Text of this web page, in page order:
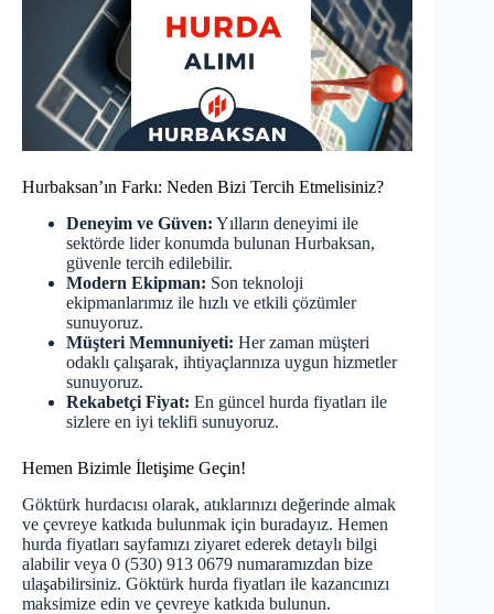
Hurbaksan’ın Farkı: Neden Bizi Tercih Etmelisiniz?
Deneyim ve Güven: Yılların deneyimi ile
sektörde lider konumda bulunan Hurbaksan,
güvenle tercih edilebilir.
Modern Ekipman: Son teknoloji
ekipmanlarımız ile hızlı ve etkili çözümler
sunuyoruz.
Müşteri Memnuniyeti: Her zaman müşteri
odaklı çalışarak, ihtiyaçlarınıza uygun hizmetler
sunuyoruz.
Rekabetçi Fiyat: En güncel hurda fiyatları ile
sizlere en iyi teklifi sunuyoruz.
Hemen Bizimle İletişime Geçin!
Göktürk hurdacısı olarak, atıklarınızı değerinde almak
ve çevreye katkıda bulunmak için buradayız. Hemen
hurda fiyatları sayfamızı ziyaret ederek detaylı bilgi
alabilir veya 0 (530) 913 0679 numaramızdan bize
ulaşabilirsiniz. Göktürk hurda fiyatları ile kazancınızı
maksimize edin ve çevreye katkıda bulunun.